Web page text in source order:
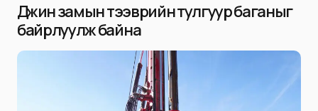
Дүүжин замын тээврийн тулгуур баганыг
байрлуулж байна